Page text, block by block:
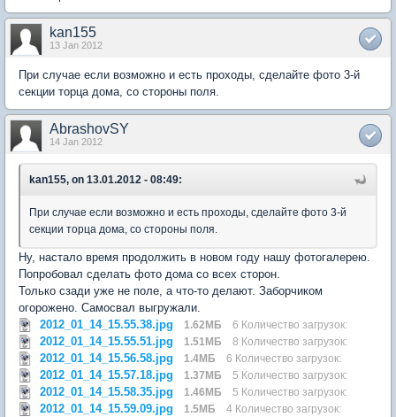
kan155
13 Jan 2012
При случае если возможно и есть проходы, сделайте фото 3-й
секции торца дома, со стороны поля.
AbrashovSY
14 Jan 2012
kan155, on 13.01.2012 - 08:49:
При случае если возможно и есть проходы, сделайте фото 3-й
секции торца дома, со стороны поля.
Ну, настало время продолжить в новом году нашу фотогалерею.
Попробовал сделать фото дома со всех сторон.
Только сзади уже не поле, а что-то делают. Заборчиком
огорожено. Самосвал выгружали.
2012_01_14_15.55.38.jpg
1.62МБ 6 Количество загрузок:
2012_01_14_15.55.51.jpg 1.51МБ 8 Количество загрузок:
2012_01_14_15.56.58.jpg 1.4МБ 6 Количество загрузок:
2012_01_14_15.57.18.jpg 1.37МБ 5 Количество загрузок:
2012_01_14_15.58.35.jpg 1.46МБ 5 Количество загрузок:
2012_01_14_15.59.09.jpg 1.5МБ 4 Количество загрузок: